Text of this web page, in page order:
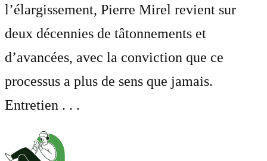
l’élargissement, Pierre Mirel revient sur
deux décennies de tâtonnements et
d’avancées, avec la conviction que ce
processus a plus de sens que jamais.
Entretien . . .